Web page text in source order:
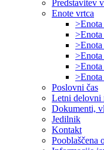
Predstavitev
Enote vrtca
>Enota
>Enota
Poslovni čas
Letni delovni
Dokumenti,
Jedilnik
Kontakt
Pooblaščena